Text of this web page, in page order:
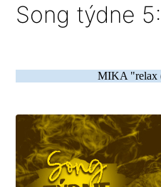
Song týdne 5:
MIKA "relax